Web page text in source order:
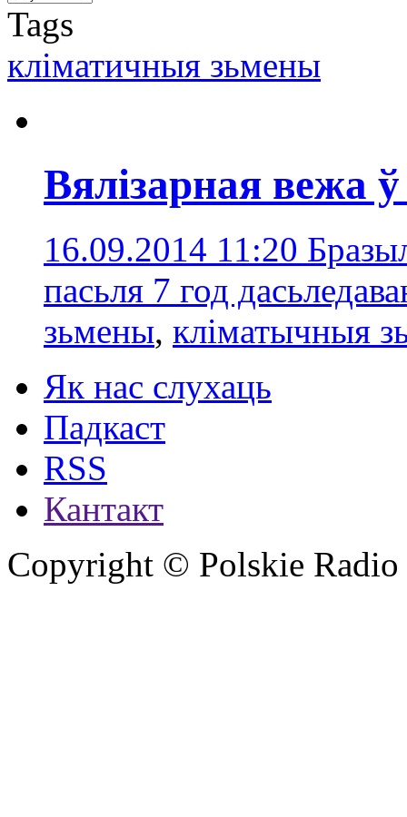
Tags
кліматичныя зьмены
Вялізарная вежа
16.09.2014 11:20
пасьля 7 год
зьмены, кліматычныя
Як нас слухаць
Падкаст
RSS
Кантакт
Copyright © Polskie